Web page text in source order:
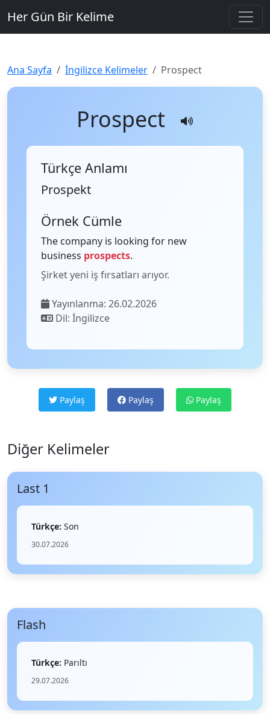
Her Gün Bir Kelime
Ana Sayfa İngilizce Kelimeler Prospect
Prospect
Türkçe Anlamı
Prospekt
Örnek Cümle
The company is looking for new
business prospects.
Şirket yeni iş fırsatları arıyor.
Yayınlanma: 26.02.2026
Dil: İngilizce
Paylaş Paylaş Paylaş
Diğer Kelimeler
Last 1
Türkçe: Son
30.07.2026
Flash
Türkçe: Parıltı
29.07.2026